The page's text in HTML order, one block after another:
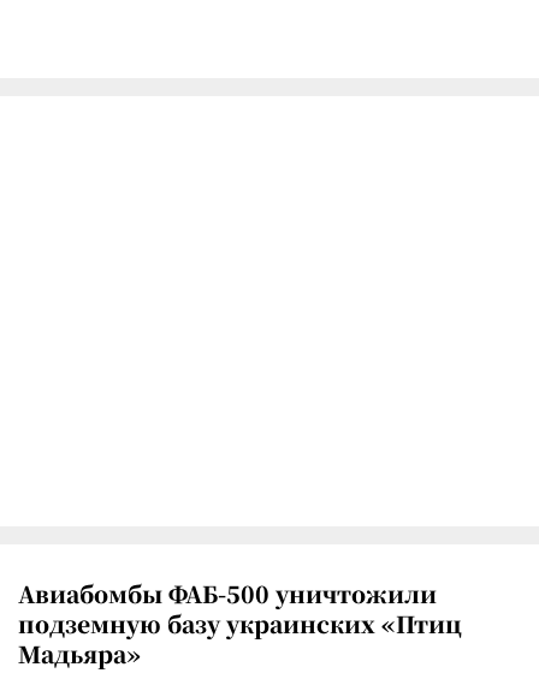
Авиабомбы ФАБ-500 уничтожили
подземную базу украинских «Птиц
Мадьяра»